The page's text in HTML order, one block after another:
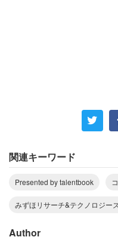
連携して対応していま
顧客の「したいこ
当にすべきこと」
関連キーワード
Presented by talentbook
みずほリサーチ&テクノロジー
Author